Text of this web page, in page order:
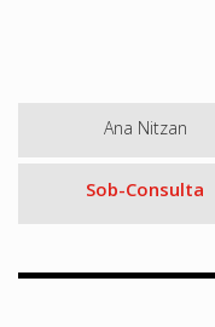
Ana Nitzan
Sob-Consulta